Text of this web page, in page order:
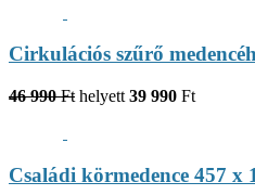
Cirkulációs szűrő
46 990 Ft helyett 39 990 Ft
Családi körmedence 457 x